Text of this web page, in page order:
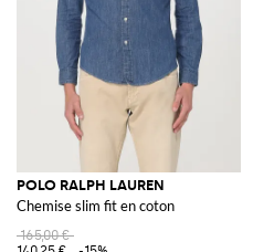
POLO RALPH LAUREN
Chemise slim fit en coton
165,00 €